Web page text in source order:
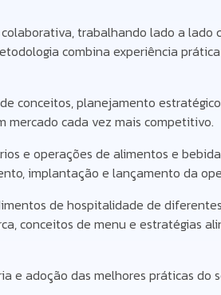
trabalhando lado a
combina experiência
conceitos, planejamento
mercado cada vez mais competitivo.
e operações de alimentos e
implantação e lançamento da
de hospitalidade de
conceitos de menu e estratégias
e adoção das melhores práticas